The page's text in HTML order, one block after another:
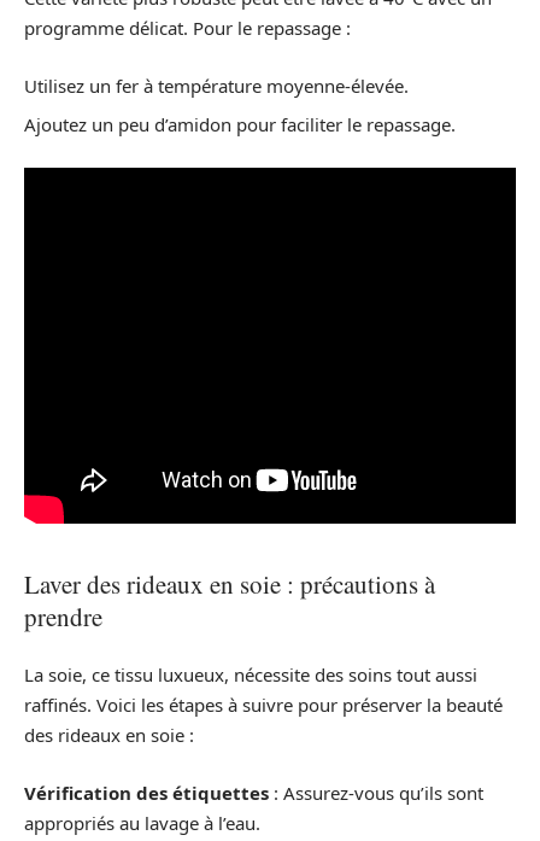
programme délicat. Pour le repassage :
Utilisez un fer à température moyenne-élevée.
Ajoutez un peu d’amidon pour faciliter le repassage.
Laver des rideaux en soie : précautions à
prendre
La soie, ce tissu luxueux, nécessite des soins tout aussi
raffinés. Voici les étapes à suivre pour préserver la beauté
des rideaux en soie :
Vérification des étiquettes : Assurez-vous qu’ils sont
appropriés au lavage à l’eau.